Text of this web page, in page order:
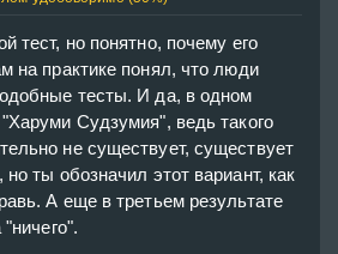
тест, но понятно, почему его
на практике понял, что люди
тесты. И да, в одном
Судзумия", ведь такого
не существует, существует
ты обозначил этот вариант, как
А еще в третьем результате